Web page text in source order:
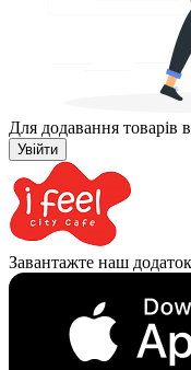
Для додавання товарів
Увійти
Завантажте наш додаток